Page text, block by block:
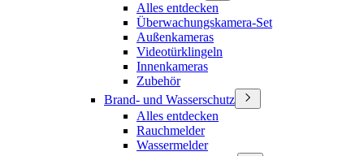
Alles entdecken
Überwachungskamera-Set
Außenkameras
Videotürklingeln
Innenkameras
Zubehör
Brand- und Wasserschutz
Alles entdecken
Rauchmelder
Wassermelder